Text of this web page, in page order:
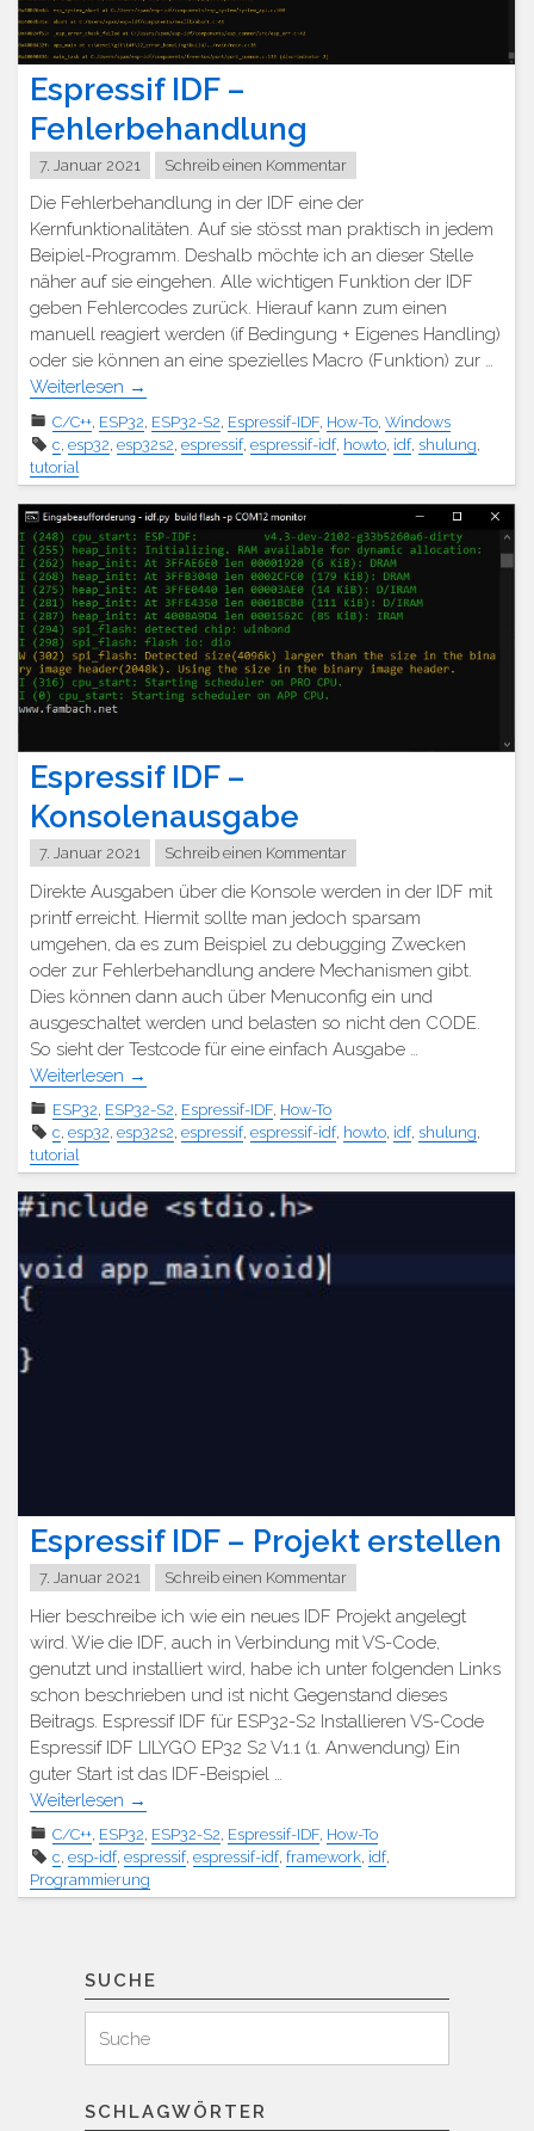
Espressif IDF –
Fehlerbehandlung
7. Januar 2021 Schreib einen Kommentar
Die Fehlerbehandlung in der IDF eine der
Kernfunktionalitäten. Auf sie stösst man praktisch in jedem
Beipiel-Programm. Deshalb möchte ich an dieser Stelle
näher auf sie eingehen. Alle wichtigen Funktion der IDF
geben Fehlercodes zurück. Hierauf kann zum einen
manuell reagiert werden (if Bedingung + Eigenes Handling)
oder sie können an eine spezielles Macro (Funktion) zur …
Weiterlesen →
C/C++ ESP32 ESP32-S2 Espressif-IDF How-To Windows
c esp32 esp32s2 espressif, espressif-idf, howto idf, shulung
tutorial
Espressif IDF –
Konsolenausgabe
7. Januar 2021 Schreib einen Kommentar
Direkte Ausgaben über die Konsole werden in der IDF mit
printf erreicht. Hiermit sollte man jedoch sparsam
umgehen, da es zum Beispiel zu debugging Zwecken
oder zur Fehlerbehandlung andere Mechanismen gibt.
Dies können dann auch über Menuconfig ein und
ausgeschaltet werden und belasten so nicht den CODE.
So sieht der Testcode für eine einfach Ausgabe …
Weiterlesen →
ESP32, ESP32-S2, Espressif-IDF, How-To
c, esp32, esp32s2, espressif, espressif-idf, howto, idf, shulung,
tutorial
Espressif IDF – Projekt erstellen
7. Januar 2021 Schreib einen Kommentar
Hier beschreibe ich wie ein neues IDF Projekt angelegt
wird. Wie die IDF, auch in Verbindung mit VS-Code,
genutzt und installiert wird, habe ich unter folgenden Links
schon beschrieben und ist nicht Gegenstand dieses
Beitrags. Espressif IDF für ESP32-S2 Installieren VS-Code
Espressif IDF LILYGO EP32 S2 V1.1 (1. Anwendung) Ein
guter Start ist das IDF-Beispiel …
Weiterlesen →
C/C++, ESP32, ESP32-S2, Espressif-IDF, How-To
c, esp-idf, espressif, espressif-idf, framework, idf,
Programmierung
SUCHE
für:
Suchen
SCHLAGWÖRTER